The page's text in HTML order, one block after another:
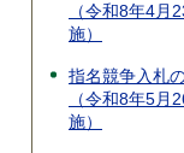
（令和8年4月
施）
指名競争入札
（令和8年5月
施）